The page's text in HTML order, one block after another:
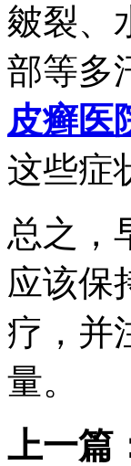
皴裂、
部等多
皮癣医
这些症
总之，
应该保
疗，并
量。
上一篇